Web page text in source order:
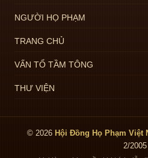
NGƯỜI HỌ PHẠM
TRANG CHỦ
VẤN TỔ TẦM TÔNG
THƯ VIỆN
© 2026 Hội Đồng Họ Phạm Việt
2/2005